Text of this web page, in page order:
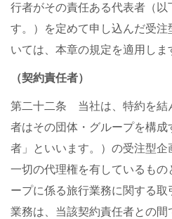
行者がその責任ある代表者（以
す。）を定めて申し込んだ受
いては、本章の規定を適用しま
（契約責任者）
第二十二条 当社は、特約を結
者はその団体・グループを構
者」といいます。）の受注型
一切の代理権を有しているも
ープに係る旅行業務に関する
業務は、当該契約責任者との間